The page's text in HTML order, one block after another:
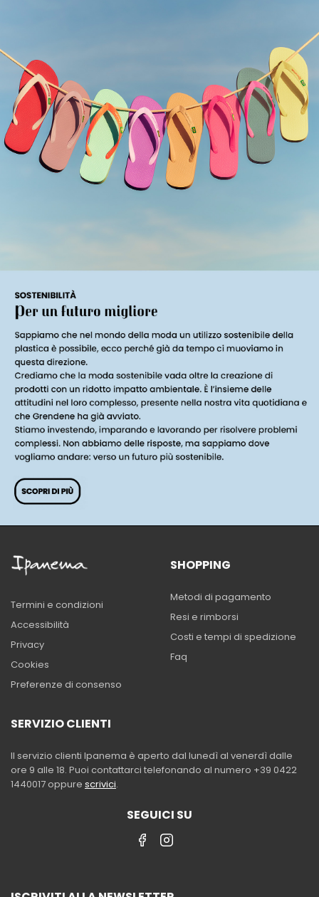
Termini e condizioni
Accessibilità
Privacy
Cookies
Preferenze di consenso
SHOPPING
Metodi di pagamento
Resi e rimborsi
Costi e tempi di spedizione
Faq
SERVIZIO CLIENTI
Il servizio clienti Ipanema è aperto dal lunedì al venerdì dalle
ore 9 alle 18. Puoi contattarci telefonando al numero +39 0422
1440017 oppure scrivici.
SEGUICI SU